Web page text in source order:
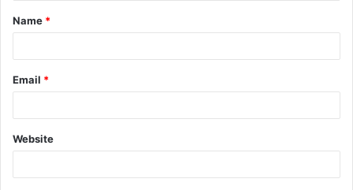
*
Name *
Email *
Website